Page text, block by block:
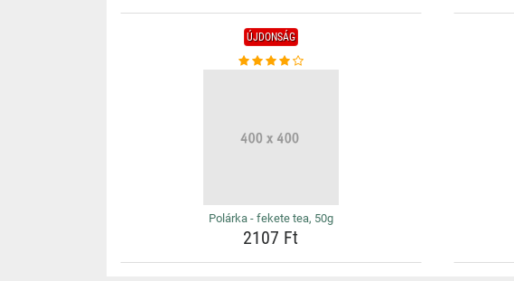
ÚJDONSÁG
Polárka - fekete tea, 50g
2107 Ft